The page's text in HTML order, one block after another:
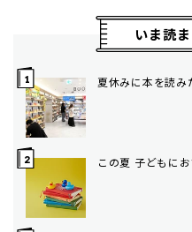
いま読
夏休みに本を読
この夏 子どもに